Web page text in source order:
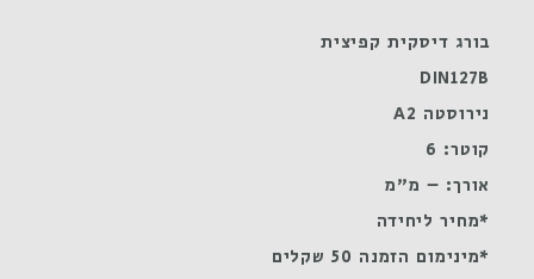
בורג דיסקית קפיצית
DIN127B
נירוסטה A2
קוטר: 6
אורך: – מ"מ
*מחיר ליחידה
*מינימום הזמנה 50 שקלים